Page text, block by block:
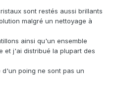
sont restés aussi brillants
malgré un nettoyage à
ainsi qu'un ensemble
et j'ai distribué la plupart des
poing ne sont pas un